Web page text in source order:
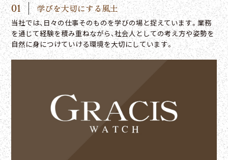
01 学びを大切にする風土
当社では、日々の仕事そのものを学びの場と捉えています。業務
を通じて経験を積み重ねながら、社会人としての考え方や姿勢を
自然に身につけていける環境を大切にしています。